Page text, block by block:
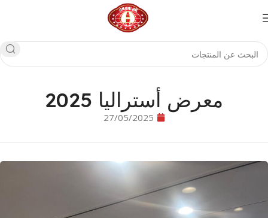
معرض أستراليا 2025
27/05/2025